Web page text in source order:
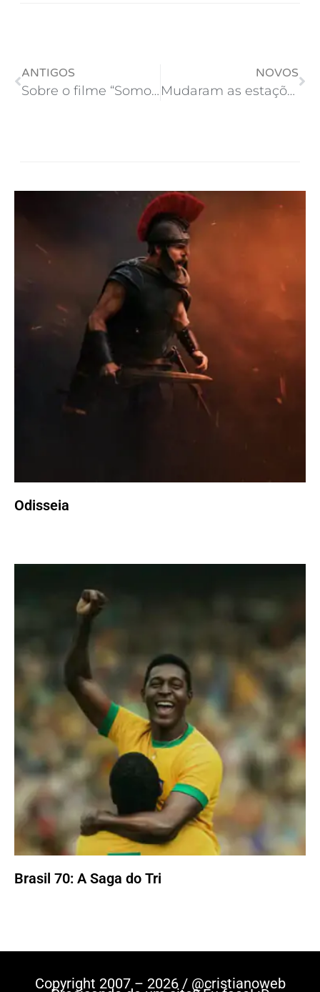
ANTIGOS
Sobre o filme “Somos tão jovens”
NOVOS
Mudaram as estações, nada mudou…
Odisseia
Brasil 70: A Saga do Tri
Copyright 2007 – 2026 / @cristianoweb